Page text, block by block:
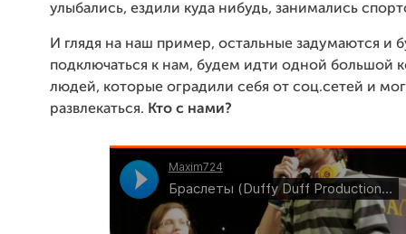
улыбались, ездили куда нибудь, занимались
И глядя на наш пример, остальные задумаются и
подключаться к нам, будем идти одной большой
людей, которые оградили себя от соц.сетей и
развлекаться. Кто с нами?